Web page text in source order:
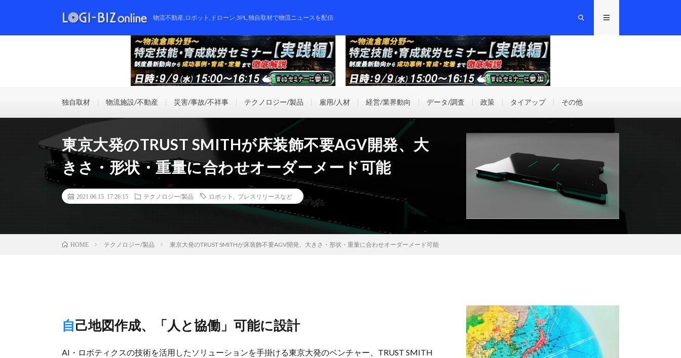
物流不動産,ロボット,ドローン,3PL,独自取材で物流ニュースを配信
独自取材 物流施設/不動産 災害/事故/不祥事 テクノロジー/製品 雇用/人材 経営/業界動向 データ/調査 政策 タイアップ その他
東京大発のTRUST SMITHが床装飾不要AGV開発、大
きさ・形状・重量に合わせオーダーメード可能
2021.06.15 17:26:15 テクノロジー/製品 ロボット プレスリリースなど
HOME テクノロジー/製品 東京大発のTRUST SMITHが床装飾不要AGV開発、大きさ・形状・重量に合わせオーダーメード可能
自己地図作成、「人と協働」可能に設計
AI・ロボティクスの技術を活用したソリューションを手掛ける東京大発のベンチャー、TRUST SMITH